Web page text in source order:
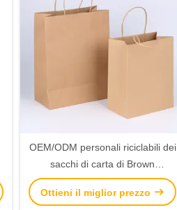
OEM/ODM personali riciclabili dei
sacchi di carta di Brown
disponibile per imballare
Ottieni il miglior prezzo